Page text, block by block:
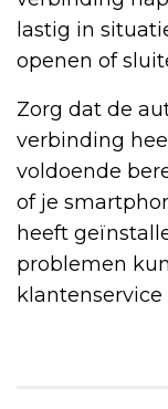
lastig in
openen of
Zorg dat de
verbinding
voldoende
of je
heeft
problemen
klantenservice